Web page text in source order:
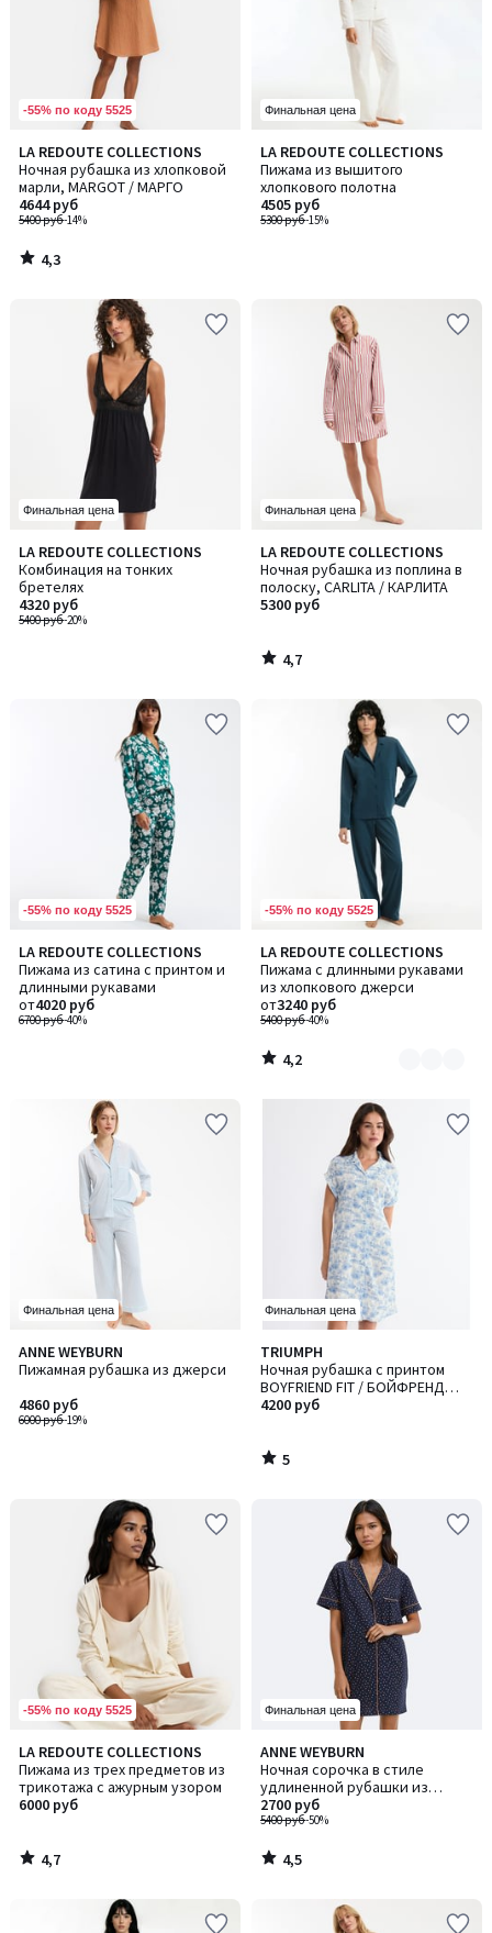
-55% по коду 5525
LA REDOUTE COLLECTIONS
Ночная рубашка из хлопковой
марли, MARGOT / МАРГО
5400 руб-14%
4644 руб
4,3
/ 5
4,3
/
Финальная цена
LA REDOUTE COLLECTIONS
Пижама из вышитого
хлопкового полотна
5300 руб-15%
4505 руб
Финальная цена
LA REDOUTE COLLECTIONS
Комбинация на тонких
бретелях
5400 руб-20%
4320 руб
Финальная цена
LA REDOUTE COLLECTIONS
Ночная рубашка из поплина в
полоску, CARLITA / КАРЛИТА
5300 руб
4,7
/ 5
4,7
/
-55% по коду 5525
LA REDOUTE COLLECTIONS
Пижама из сатина с принтом и
длинными рукавами
6700 руб-40%
от4020 руб
-55% по коду 5525
LA REDOUTE COLLECTIONS
Пижама с длинными рукавами
из хлопкового джерси
5400 руб-40%
от3240 руб
4,2
/ 5
Количество
цветов:
2
4,2
/
Финальная цена
ANNE WEYBURN
Пижамная рубашка из джерси
6000 руб-19%
4860 руб
Финальная цена
TRIUMPH
Ночная рубашка с принтом
BOYFRIEND FIT / БОЙФРЕНД
ФИТ
4200 руб
5
/
5
5
/
-55% по коду 5525
LA REDOUTE COLLECTIONS
Пижама из трех предметов из
трикотажа с ажурным узором
6000 руб
4,7
/ 5
4,7
/
Финальная цена
ANNE WEYBURN
Ночная сорочка в стиле
удлиненной рубашки из
чистого хлопкового джерси в
горошек
5400 руб-50%
2700 руб
4,5
/ 5
4,5
/